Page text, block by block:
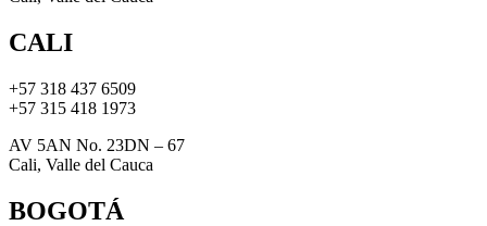
CALI
+57 318 437 6509
+57 315 418 1973
AV 5AN No. 23DN – 67
Cali, Valle del Cauca
BOGOTÁ